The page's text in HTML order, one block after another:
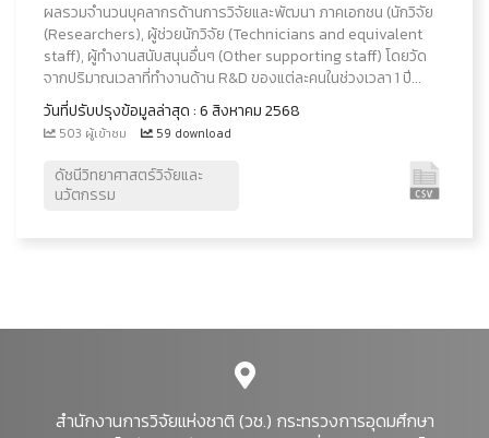
ผลรวมจำนวนบุคลากรด้านการวิจัยและพัฒนา ภาคเอกชน (นักวิจัย
(Researchers), ผู้ช่วยนักวิจัย (Technicians and equivalent
staff), ผู้ทำงานสนับสนุนอื่นๆ (Other supporting staff) โดยวัด
จากปริมาณเวลาที่ทำงานด้าน R&D ของแต่ละคนในช่วงเวลา 1 ปี...
วันที่ปรับปรุงข้อมูลล่าสุด : 6 สิงหาคม 2568
503 ผู้เข้าชม 59 download
ดัชนีวิทยาศาสตร์วิจัยและ
นวัตกรรม
สำนักงานการวิจัยแห่งชาติ (วช.) กระทรวงการอุดมศึกษา